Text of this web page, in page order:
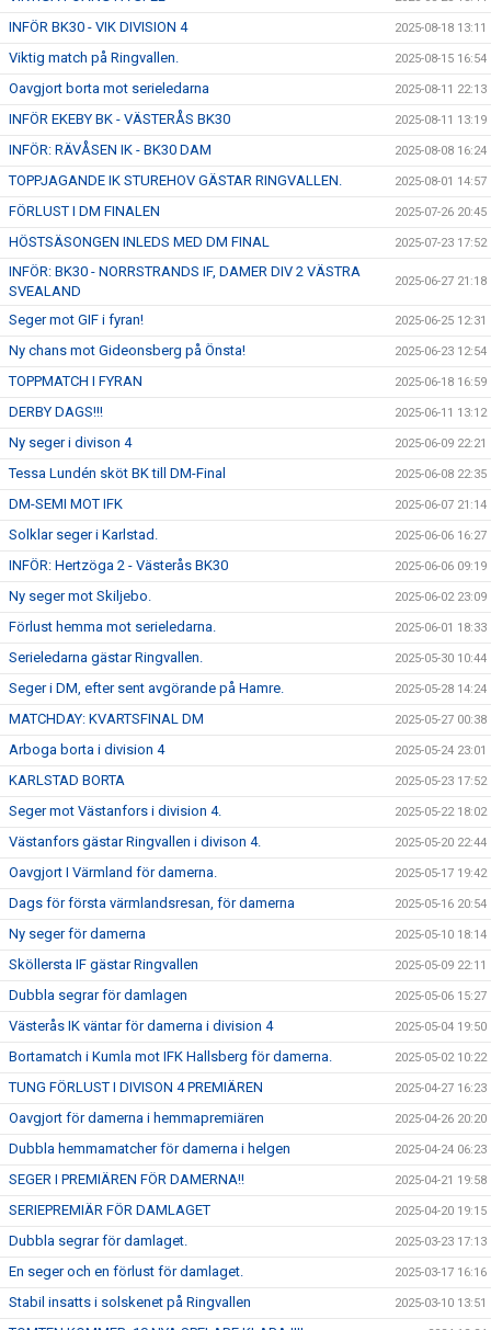
INFÖR BK30 - VIK DIVISION 4 2025-08-18 13:11
Viktig match på Ringvallen. 2025-08-15 16:54
Oavgjort borta mot serieledarna 2025-08-11 22:13
INFÖR EKEBY BK - VÄSTERÅS BK30 2025-08-11 13:19
INFÖR: RÄVÅSEN IK - BK30 DAM 2025-08-08 16:24
TOPPJAGANDE IK STUREHOV GÄSTAR RINGVALLEN. 2025-08-01 14:57
FÖRLUST I DM FINALEN 2025-07-26 20:45
HÖSTSÄSONGEN INLEDS MED DM FINAL 2025-07-23 17:52
INFÖR: BK30 - NORRSTRANDS IF, DAMER DIV 2 VÄSTRA
SVEALAND
2025-06-27 21:18
Seger mot GIF i fyran! 2025-06-25 12:31
Ny chans mot Gideonsberg på Önsta! 2025-06-23 12:54
TOPPMATCH I FYRAN 2025-06-18 16:59
DERBY DAGS!!! 2025-06-11 13:12
Ny seger i divison 4 2025-06-09 22:21
Tessa Lundén sköt BK till DM-Final 2025-06-08 22:35
DM-SEMI MOT IFK 2025-06-07 21:14
Solklar seger i Karlstad. 2025-06-06 16:27
INFÖR: Hertzöga 2 - Västerås BK30 2025-06-06 09:19
Ny seger mot Skiljebo. 2025-06-02 23:09
Förlust hemma mot serieledarna. 2025-06-01 18:33
Serieledarna gästar Ringvallen. 2025-05-30 10:44
Seger i DM, efter sent avgörande på Hamre. 2025-05-28 14:24
MATCHDAY: KVARTSFINAL DM 2025-05-27 00:38
Arboga borta i division 4 2025-05-24 23:01
KARLSTAD BORTA 2025-05-23 17:52
Seger mot Västanfors i division 4. 2025-05-22 18:02
Västanfors gästar Ringvallen i divison 4. 2025-05-20 22:44
Oavgjort I Värmland för damerna. 2025-05-17 19:42
Dags för första värmlandsresan, för damerna 2025-05-16 20:54
Ny seger för damerna 2025-05-10 18:14
Sköllersta IF gästar Ringvallen 2025-05-09 22:11
Dubbla segrar för damlagen 2025-05-06 15:27
Västerås IK väntar för damerna i division 4 2025-05-04 19:50
Bortamatch i Kumla mot IFK Hallsberg för damerna. 2025-05-02 10:22
TUNG FÖRLUST I DIVISON 4 PREMIÄREN 2025-04-27 16:23
Oavgjort för damerna i hemmapremiären 2025-04-26 20:20
Dubbla hemmamatcher för damerna i helgen 2025-04-24 06:23
SEGER I PREMIÄREN FÖR DAMERNA!! 2025-04-21 19:58
SERIEPREMIÄR FÖR DAMLAGET 2025-04-20 19:15
Dubbla segrar för damlaget. 2025-03-23 17:13
En seger och en förlust för damlaget. 2025-03-17 16:16
Stabil insatts i solskenet på Ringvallen 2025-03-10 13:51